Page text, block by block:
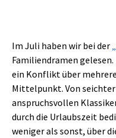
Im Juli haben wir bei der
Familiendramen
ein Konflikt über
Mittelpunkt. Von
anspruchsvollen
durch die Urlaubszeit
weniger als sonst, über